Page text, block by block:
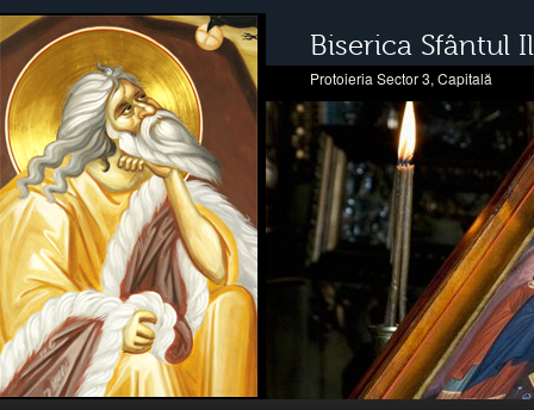
Biserica Sfântul
Protoieria Sector 3, Capitală